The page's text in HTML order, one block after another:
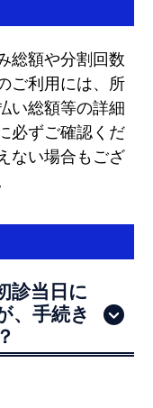
総額や分割回数
ご利用には、所
い総額等の詳細
必ずご確認くだ
ない場合もござ
診当日に
、手続き